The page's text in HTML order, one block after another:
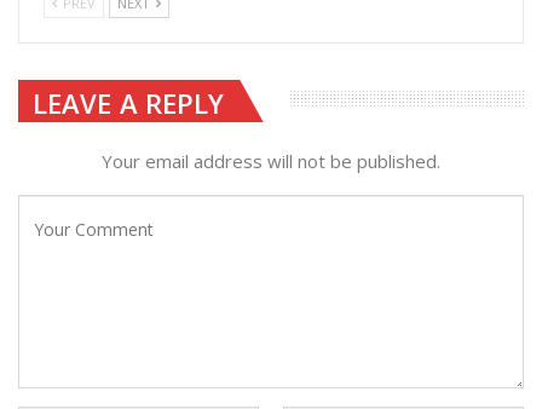
LEAVE A REPLY
Your email address will not be published.